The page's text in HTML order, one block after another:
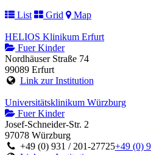
List
Grid Map
HELIOS Klinikum Erfurt
Fuer Kinder
Nordhäuser Straße 74
99089 Erfurt
Link zur Institution
Universitätsklinikum Würzburg
Fuer Kinder
Josef-Schneider-Str. 2
97078 Würzburg
+49 (0) 931 / 201-27725+49 (0)